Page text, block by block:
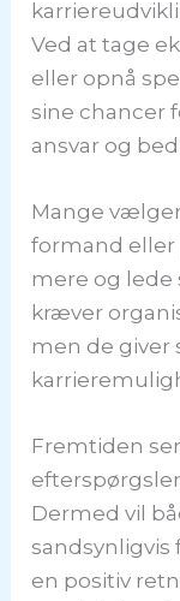
Ved at tage
eller opnå
sine chancer
ansvar og
Mange
formand eller
mere og lede
kræver
men de giver
Fremtiden
Dermed vil
en positiv